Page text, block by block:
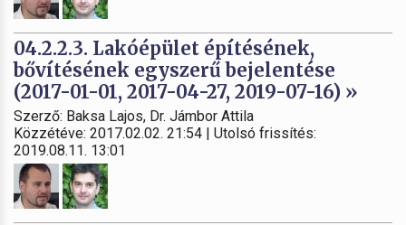
04.2.2.3. Lakóépület építésének,
bővítésének egyszerű bejelentése
(2017-01-01, 2017-04-27, 2019-07-16) »
Szerző: Baksa Lajos, Dr. Jámbor Attila
Közzétéve: 2017.02.02. 21:54 | Utolsó frissítés:
2019.08.11. 13:01